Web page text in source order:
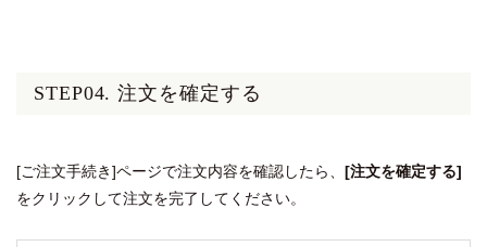
STEP04. 注文を確定する
[ご注文手続き]ページで注文内容を確認したら、 [注文を確定する]
をクリックして注文を完了してください。